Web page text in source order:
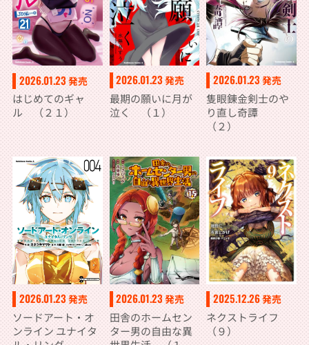
2026.01.23 発売
はじめてのギャ
ル （２１）
2026.01.23発売
最期の願いに月が
泣く （１）
2026.01.23 発売
隻眼錬金剣士のや
り直し奇譚
（２）
2026.01.23 発売
ソードアート・オ
ンライン ユナイタ
2026.01.23 発売
田舎のホームセン
ター男の自由な異
2025.12.26発売
ネクストライフ
（９）